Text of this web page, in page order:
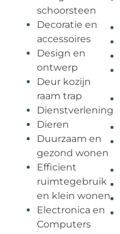
schoorsteen
Decoratie en
accessoires
Design en
ontwerp
Deur kozijn
raam trap
Dienstverlening
Dieren
Duurzaam en
gezond wonen
Efficient
ruimtegebruik
en klein wonen
Electronica en
Computers